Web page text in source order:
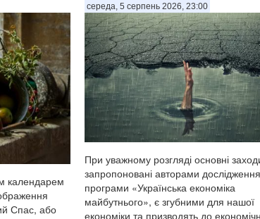
календарем
Спас, або
середа, 5 серпень 2026, 23:00
При уважному розгляді основні
запропоновані авторами
програми «Українська економіка
майбутнього», є згубними для нашої
економіки та призводять до